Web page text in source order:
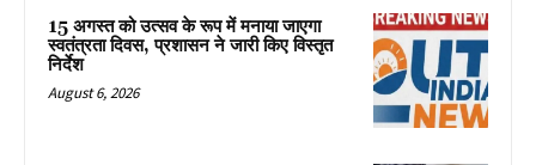
15 अगस्त को उत्सव के रूप में मनाया जाएगा
स्वतंत्रता दिवस, प्रशासन ने जारी किए विस्तृत
निर्देश
August 6, 2026